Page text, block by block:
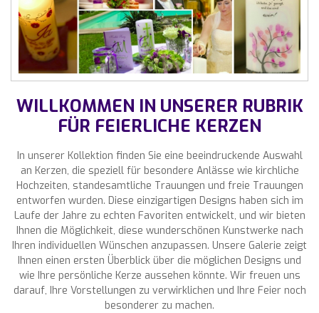
WILLKOMMEN IN UNSERER RUBRIK
FÜR FEIERLICHE KERZEN
In unserer Kollektion finden Sie eine beeindruckende Auswahl
an Kerzen, die speziell für besondere Anlässe wie kirchliche
Hochzeiten, standesamtliche Trauungen und freie Trauungen
entworfen wurden. Diese einzigartigen Designs haben sich im
Laufe der Jahre zu echten Favoriten entwickelt, und wir bieten
Ihnen die Möglichkeit, diese wunderschönen Kunstwerke nach
Ihren individuellen Wünschen anzupassen. Unsere Galerie zeigt
Ihnen einen ersten Überblick über die möglichen Designs und
wie Ihre persönliche Kerze aussehen könnte. Wir freuen uns
darauf, Ihre Vorstellungen zu verwirklichen und Ihre Feier noch
besonderer zu machen.